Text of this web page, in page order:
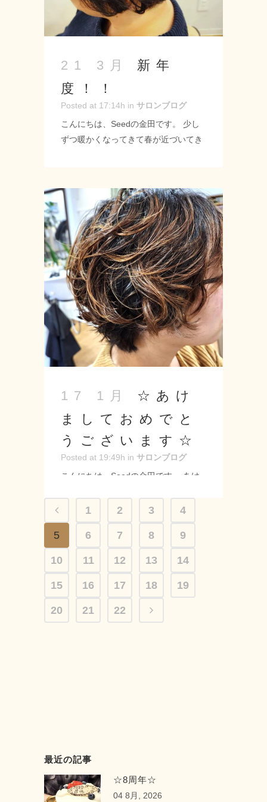
容師 #ヘアサロン #スタイリスト #カ
ット #ハーブストレート #縮毛矯正 #
21 3月
新年
度！！
Posted at 17:14h in サロンブログ
こんにちは、Seedの金田です。 少し
ずつ暖かくなってきて春が近づいてき
3-2 Tel 052-715-9733 営業時間 9：
00～19：00 定休日 月曜・第2第3火
曜日 URL: https://seed-salon.com/ #
緑区 #神の倉 #シード #美容室 #理容室
#美容師 #理容師 #ヘアサロン #スタイ
リスト #カット #パーマ #カラー #トリ
ートメント #ヘッドスパ #ハーブスト
レート #縮毛矯正 ...
17 1月
☆あけ
ましておめでと
うございます☆
Posted at 19:49h in サロンブログ
こんにちは、Seedの金田です。 あけ
よろしくお願いします！！ いきなり寒
くなってきましたね。 新年にもなった
のでちょっとイメチェンするのもいい
3-2 Tel 052-715-9733 営業時間 9：
00～19：00 定休日 月曜・第2第3火
曜日 URL: https://seed-salon.com/ #
1 2 3 4
5 6 7 8 9
10 11 12 13 14
15 16 17 18 19
20 21 22
最近の記事
☆8周年☆
04 8月, 2026